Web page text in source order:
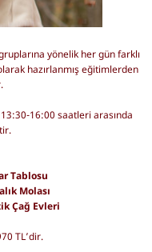
yönelik her gün farklı
hazırlanmış eğitimlerden
13:30-16:00 saatleri arasında
Tablosu
Molası
Çağ Evleri
TL’dir.